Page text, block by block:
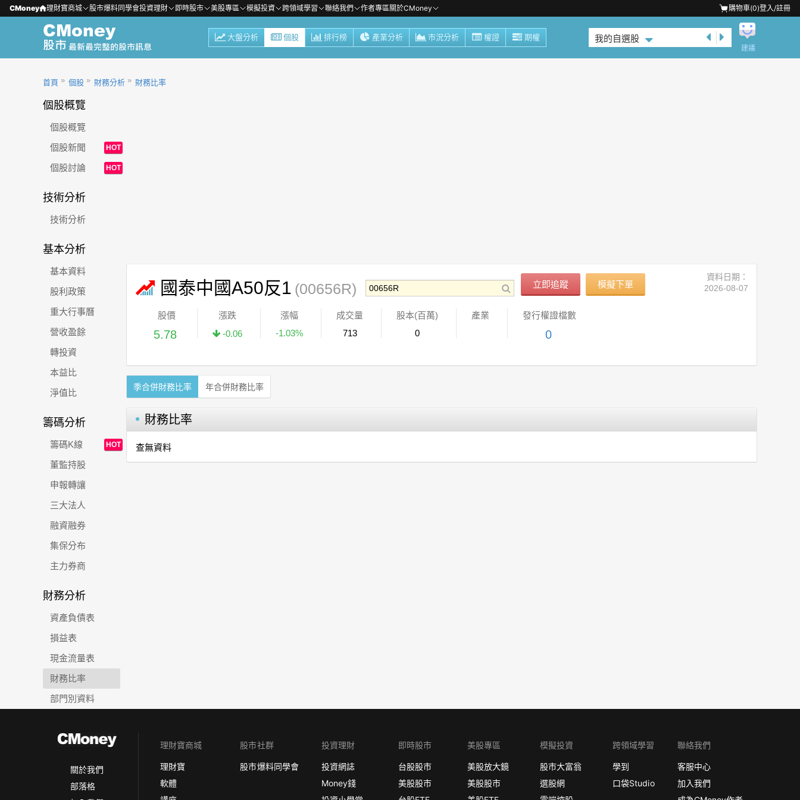
CMoney 理財寶商城 股市爆料同學會投資理財 即時股市 美股專區 模擬投資 跨領域學習 聯絡我們 作者專區關於CMoney 購物車(0)登入/註冊
大盤分析 個股 排行榜 產業分析 市況分析 權證 期權 我的自選股
建議
首頁 個股 財務分析 財務比率
個股概覽
個股概覽
個股新聞
HOT
個股討論 HOT
技術分析
技術分析
基本分析
基本資料
股利政策
重大行事曆
營收盈餘
轉投資
本益比
淨值比
籌碼分析
籌碼K線 HOT
董監持股
申報轉讓
三大法人
融資融券
集保分布
主力券商
財務分析
資產負債表
損益表
現金流量表
財務比率
部門別資料
國泰中國A50反1 (00656R) 立即追蹤 模擬下單
資料日期：
2026-08-07
股價
5.78
漲跌
-0.06
漲幅
-1.03%
成交量
713
股本(百萬)
0
產業 發行權證檔數
0
季合併財務比率 年合併財務比率
財務比率
查無資料
關於我們
部落格
理財寶商城
理財寶
軟體
股市社群
股市爆料同學會
投資理財
投資網誌
Money錢
即時股市
台股股市
美股股市
美股專區
美股放大鏡
美股股市
模擬投資
股市大富翁
選股網
跨領域學習
學到
口袋Studio
聯絡我們
客服中心
加入我們